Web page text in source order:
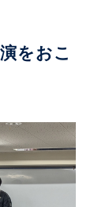
をおこ